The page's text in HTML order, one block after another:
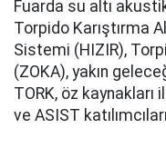
Fuarda su altı
Torpido Karıştırma
Sistemi (HIZIR),
(ZOKA), yakın
TORK, öz
ve ASIST